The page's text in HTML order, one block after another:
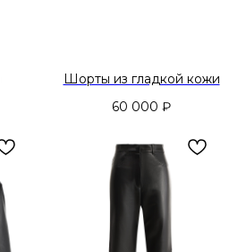
Шорты из гладкой кожи
60 000 ₽